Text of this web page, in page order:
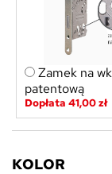
Zamek na
patentową
Dopłata 41,00 zł
KOLOR